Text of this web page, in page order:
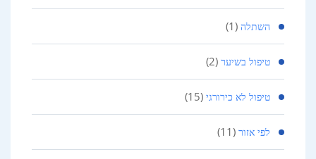
השתלה (1)
טיפול בשיער (2)
טיפול לא כירורגי (15)
לפי אזור (11)